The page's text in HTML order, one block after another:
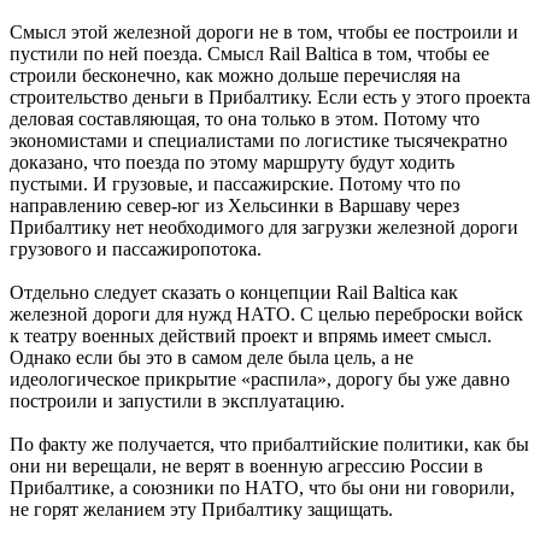
Смысл этой железной дороги не в том, чтобы ее построили и
пустили по ней поезда. Смысл Rail Baltica в том, чтобы ее
строили бесконечно, как можно дольше перечисляя на
строительство деньги в Прибалтику. Если есть у этого проекта
деловая составляющая, то она только в этом. Потому что
экономистами и специалистами по логистике тысячекратно
доказано, что поезда по этому маршруту будут ходить
пустыми. И грузовые, и пассажирские. Потому что по
направлению север-юг из Хельсинки в Варшаву через
Прибалтику нет необходимого для загрузки железной дороги
грузового и пассажиропотока.
Отдельно следует сказать о концепции Rail Baltica как
железной дороги для нужд НАТО. С целью переброски войск
к театру военных действий проект и впрямь имеет смысл.
Однако если бы это в самом деле была цель, а не
идеологическое прикрытие «распила», дорогу бы уже давно
построили и запустили в эксплуатацию.
По факту же получается, что прибалтийские политики, как бы
они ни верещали, не верят в военную агрессию России в
Прибалтике, а союзники по НАТО, что бы они ни говорили,
не горят желанием эту Прибалтику защищать.